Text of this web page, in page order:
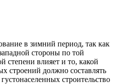
в зимний период, так как
стороны по той
степени влияет и то, какой
строений должно составлять
строительство